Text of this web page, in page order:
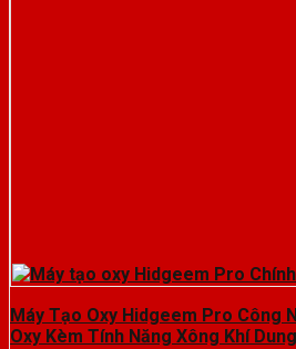
Máy Tạo Oxy Hidgeem Pro Công
Oxy Kèm Tính Năng Xông Khí Dung